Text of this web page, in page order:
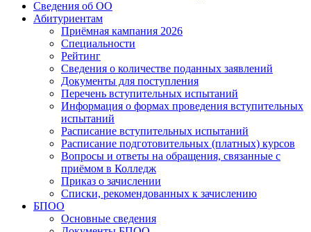
Сведения об ОО
Абитуриентам
Приёмная кампания 2026
Специальности
Рейтинг
Сведения о количестве поданных заявлений
Документы для поступления
Перечень вступительных испытаний
Информация о формах проведения вступительных
испытаний
Расписание вступительных испытаний
Расписание подготовительных (платных) курсов
Вопросы и ответы на обращения, связанные с
приёмом в Колледж
Приказ о зачислении
Списки, рекомендованных к зачислению
БПОО
Основные сведения